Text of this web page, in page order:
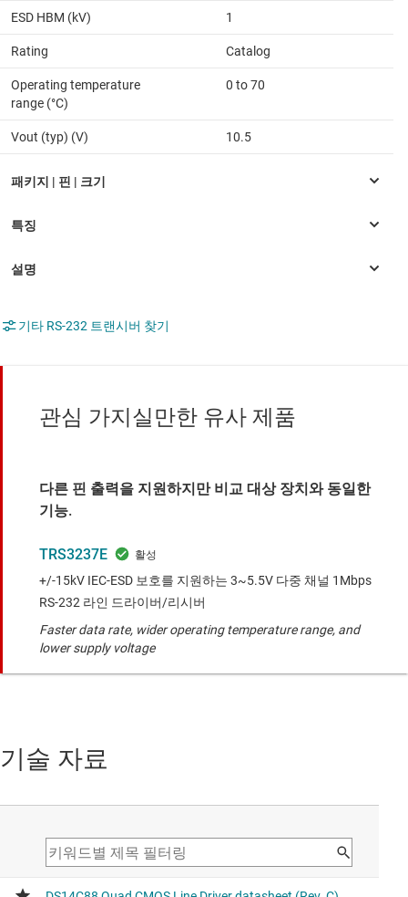
ESD HBM (kV) 1
Rating Catalog
Operating temperature
range (°C)
0 to 70
Vout (typ) (V) 10.5
기타 RS-232 트랜시버 찾기
관심 가지실만한 유사 제품
다른 핀 출력을 지원하지만 비교 대상 장치와 동일한
기능.
TRS3237E
+/-15kV IEC-ESD 보호를 지원하는 3~5.5V 다중 채널 1Mbps
RS-232 라인 드라이버/리시버
Faster data rate, wider operating temperature range, and
lower supply voltage
기술 자료